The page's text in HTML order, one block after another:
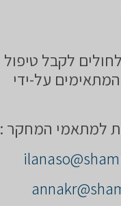
לקבל טיפול
על-ידי
למתאמי המחקר :